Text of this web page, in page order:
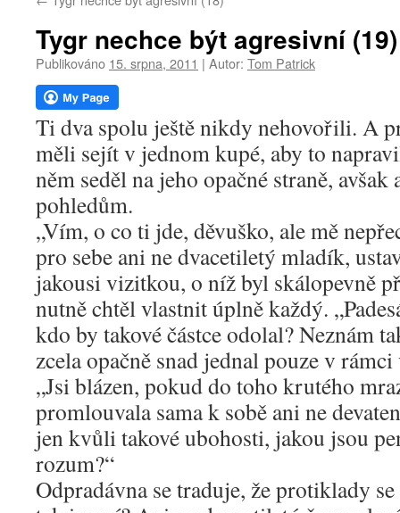
webu
Tygr nechce být agresivní (19)
Publikováno 15. srpna, 2011 | Autor: Tom Patrick
Ti dva spolu ještě nikdy nehovořili. A
měli sejít v jednom kupé, aby to
něm seděl na jeho opačné straně,
pohledům.
„Vím, o co ti jde, děvuško, ale mě
pro sebe ani ne dvacetiletý mladík,
jakousi vizitkou, o níž byl skálopevně
nutně chtěl vlastnit úplně každý.
kdo by takové částce odolal? Neznám
zcela opačně snad jednal pouze v
„Jsi blázen, pokud do toho krutého
promlouvala sama k sobě ani ne
jen kvůli takové ubohosti, jakou jsou
rozum?“
Odpradávna se traduje, že protiklady